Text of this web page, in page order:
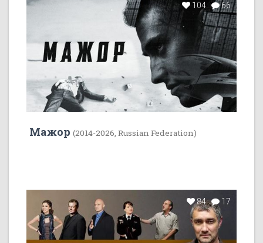
104 66
Мажор (2014-2026, Russian Federation)
84 17